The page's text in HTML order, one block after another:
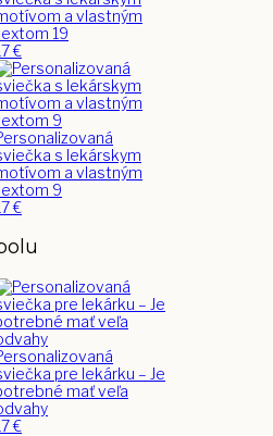
a vlastným
19
€
s lekárskym
a vlastným
9
€
pre lekárku – Je
mať veľa
€